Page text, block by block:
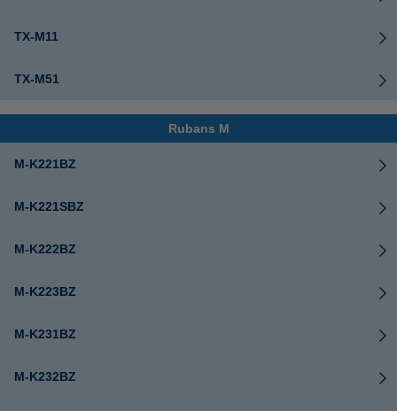
TX-M11
TX-M51
Rubans M
M-K221BZ
M-K221SBZ
M-K222BZ
M-K223BZ
M-K231BZ
M-K232BZ